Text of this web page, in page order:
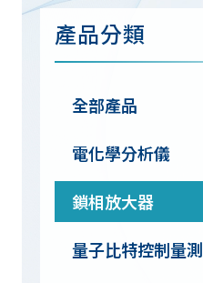
產品分類
全部產品
電化學分析儀
鎖相放大器
量子比特控制量測